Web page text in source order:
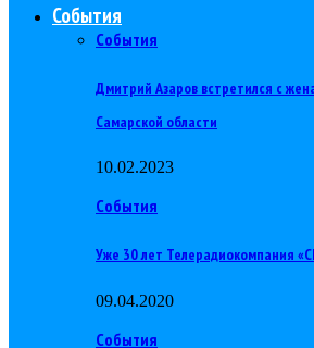
События
События
Дмитрий Азаров встретился с
Самарской области
10.02.2023
События
Уже 30 лет Телерадиокомпания
09.04.2020
События